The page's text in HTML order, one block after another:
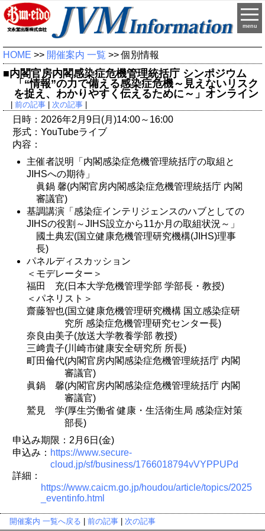
menu
HOME >> 開催案内 一覧 >> 個別情報
■内閣官房内閣感染症危機管理統括庁 シンポジウム
「“情報”の力で備える感染症危機～見えないリスク
を捉え、わかりやすく伝えるために～」オンライン
| 前の記事| 次の記事|
日時：2026年2月9日(月)14:00～16:00
形式：YouTubeライブ
内容：
主催者説明「内閣感染症危機管理統括庁の取組と
JIHSへの期待」
眞鍋 馨(内閣官房内閣感染症危機管理統括庁 内閣
審議官)
基調講演「感染症インテリジェンスのハブとしての
JIHSの役割～JIHS設立から11か月の取組状況～」
國土典宏(国立健康危機管理研究機構(JIHS)理事
長)
パネルディスカッション
＜モデレーター＞
福田 充(日本大学危機管理学部 学部長・教授)
＜パネリスト＞
齋藤智也(国立健康危機管理研究機構 国立感染症研
究所 感染症危機管理研究センター長)
奈良由美子(放送大学教養学部 教授)
三﨑貴子(川崎市健康安全研究所 所長)
町田倫代(内閣官房内閣感染症危機管理統括庁 内閣
審議官)
眞鍋 馨(内閣官房内閣感染症危機管理統括庁 内閣
審議官)
鷲見 学(厚生労働省 健康・生活衛生局 感染症対策
部長)
申込み期限：2月6日(金)
申込み： https://www.secure-
cloud.jp/sf/business/1766018794vVYPPUPd
詳細：
https://www.caicm.go.jp/houdou/article/topics/2025
_eventinfo.html
開催案内 一覧へ戻る 前の記事 次の記事